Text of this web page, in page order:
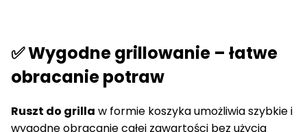
✅ Wygodne grillowanie – łatwe
obracanie potraw
Ruszt do grilla w formie koszyka umożliwia szybkie i
wygodne obracanie całej zawartości bez użycia